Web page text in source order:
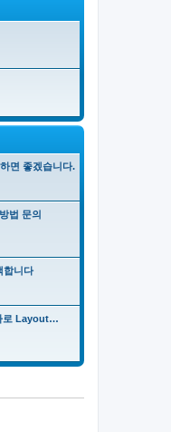
면 좋겠습니다.
법 문의
합니다
로 Layout…